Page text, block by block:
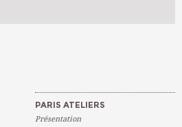
PARIS ATELIERS
Présentation